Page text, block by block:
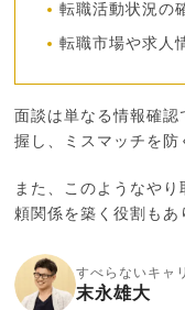
転職活動状況の
転職市場や求人
面談は単なる情報確
握し、ミスマッチを防
また、このようなや
頼関係を築く役割もあ
すべらないキャ
末永雄大